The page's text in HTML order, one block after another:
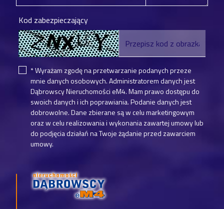
Kod zabezpieczający
* Wyrażam zgodę na przetwarzanie podanych przeze
mnie danych osobowych. Administratorem danych jest
Dąbrowscy Nieruchomości eM4. Mam prawo dostępu do
swoich danych i ich poprawiania. Podanie danych jest
dobrowolne. Dane zbierane są w celu marketingowym
oraz w celu realizowania i wykonania zawartej umowy lub
do podjęcia działań na Twoje żądanie przed zawarciem
umowy.